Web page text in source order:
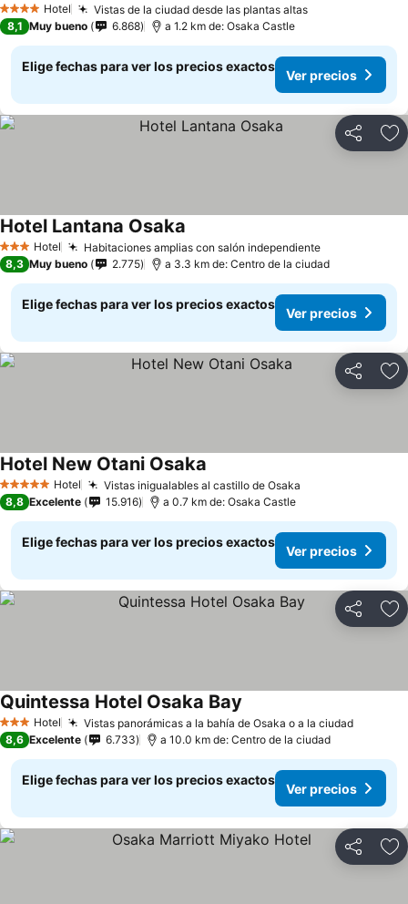
4 EstrellasHotel Vistas de la ciudad desde las plantas altas
8,1 Muy bueno 6.868 a 1.2 km de: Osaka Castle
Elige fechas para ver los precios exactos
Ver precios
Compartir
3 Estrellas
Hotel Habitaciones amplias con salón independiente
Hotel Lantana Osaka
8,3 Muy bueno 2.775 a 3.3 km de: Centro de la ciudad
Elige fechas para ver los precios exactos
Ver precios
Compartir
5 Estrellas Hotel Vistas inigualables al castillo de Osaka
Hotel New Otani Osaka
8,8 Excelente 15.916 a 0.7 km de: Osaka Castle
Elige fechas para ver los precios exactos
Ver precios
Compartir
3 Estrellas
Hotel Vistas panorámicas a la bahía de Osaka o a la ciudad
Quintessa Hotel Osaka Bay
8,6 Excelente 6.733 a 10.0 km de: Centro de la ciudad
Elige fechas para ver los precios exactos
Ver precios
Compartir